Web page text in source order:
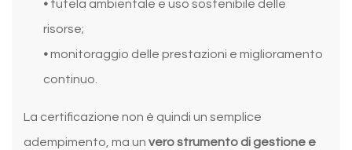
• tutela ambientale e uso sostenibile delle
risorse;
•monitoraggio delle prestazioni e miglioramento
continuo.
La certificazione non è quindi un semplice
adempimento, ma un vero strumento di gestione e